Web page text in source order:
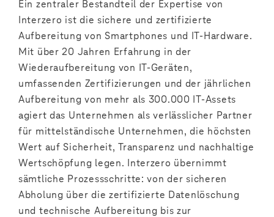
Ein zentraler Bestandteil der Expertise von
Interzero ist die sichere und zertifizierte
Aufbereitung von Smartphones und IT-Hardware.
Mit über 20 Jahren Erfahrung in der
Wiederaufbereitung von IT-Geräten,
umfassenden Zertifizierungen und der jährlichen
Aufbereitung von mehr als 300.000 IT-Assets
agiert das Unternehmen als verlässlicher Partner
für mittelständische Unternehmen, die höchsten
Wert auf Sicherheit, Transparenz und nachhaltige
Wertschöpfung legen. Interzero übernimmt
sämtliche Prozessschritte: von der sicheren
Abholung über die zertifizierte Datenlöschung
und technische Aufbereitung bis zur